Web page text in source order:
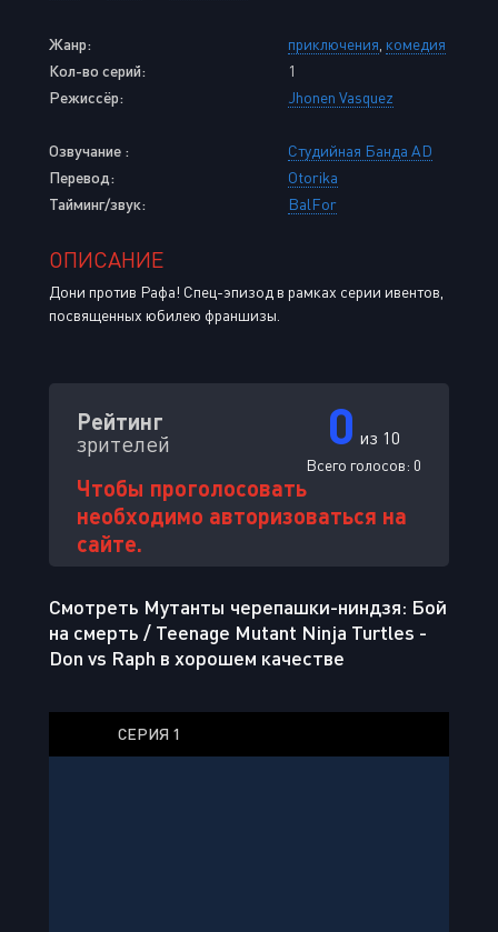
Жанр: приключения комедия
Кол-во серий:
1
Режиссёр:
Jhonen Vasquez
Озвучание :
Студийная Банда AD
Перевод:
Otorika
Тайминг/звук:
BalFor
ОПИСАНИЕ
Дони против Рафа! Спец-эпизод в рамках серии ивентов,
посвященных юбилею франшизы.
Рейтинг
зрителей 0 из 10
Всего голосов: 0
Чтобы проголосовать
необходимо авторизоваться на
сайте.
Смотреть Мутанты черепашки-ниндзя: Бой
на смерть / Teenage Mutant Ninja Turtles -
Don vs Raph в хорошем качестве
СЕРИЯ 1